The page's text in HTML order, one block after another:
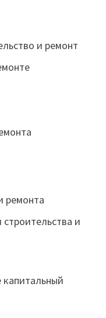
и ремонт
ремонта
и